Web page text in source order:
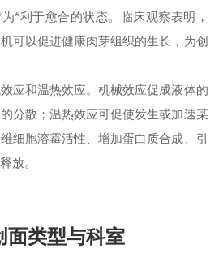
*利于愈合的状态。临床观察表明，
可以促进健康肉芽组织的生长，为创
应和温热效应。机械效应促成液体的
分散；温热效应可促使发生或加速某
细胞溶霉活性、增加蛋白质合成、引
放。
面类型与科室